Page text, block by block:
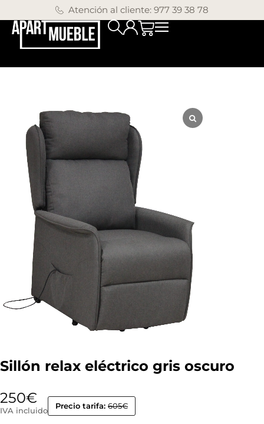
Atención al cliente: 977 39 38 78
Sillón relax eléctrico gris oscuro
250€
IVA incluido Precio tarifa: 605€